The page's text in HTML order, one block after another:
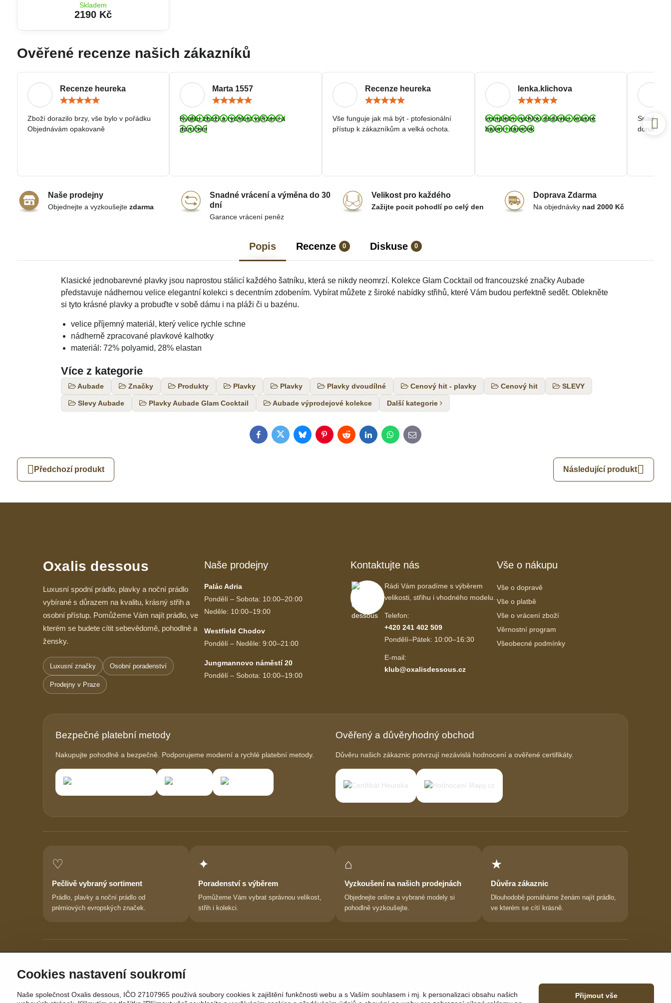
Popis Recenze 0 Diskuse 0
Klasické jednobarevné plavky jsou naprostou stálicí každého šatníku, která se nikdy neomrzí. Kolekce Glam Cocktail od francouzské značky Aubade
představuje nádhernou velice elegantní kolekci s decentním zdobením. Vybírat můžete z široké nabídky střihů, které Vám budou perfektně sedět. Oblekněte
si tyto krásné plavky a probuďte v sobě dámu i na pláži či u bazénu.
velice příjemný materiál, který velice rychle schne
nádherně zpracované plavkové kalhotky
materiál: 72% polyamid, 28% elastan
Více z kategorie
Aubade Značky Produkty Plavky Plavky Plavky dvoudílné Cenový hit - plavky Cenový hit SLEVY
Slevy Aubade Plavky Aubade Glam Cocktail Aubade výprodejové kolekce Další kategorie
FacebookTwitterBlueskyPinterestRedditLinkedInWhatsApp
E-
mail
Předchozí produkt Následující produkt
Skladem
2190 Kč
Ověřené recenze našich zákazníků
Recenze heureka
/
5
Zboží dorazilo brzy, vše bylo v pořádku
Objednávám opakovaně
Marta 1557
/
5
Kvalitu zboží a rychlost vyřízení a
doručeni
Recenze heureka
/
5
Vše funguje jak má být - ptofesionální
přístup k zákazníkům a velká ochota.
lenka.klichova
/
5
kompletní rychlou dodávku, krásné
balení, dáreček
Snadná a
doručení.
Naše prodejny
Objednejte a vyzkoušejte zdarma
Snadné vrácení a výměna do 30
dní
Garance vrácení peněz
Velikost pro každého
Zažijte pocit pohodlí po celý den
Doprava Zdarma
Na objednávky nad 2000 Kč
Oxalis dessous
Luxusní spodní prádlo, plavky a noční prádlo
vybírané s důrazem na kvalitu, krásný střih a
osobní přístup. Pomůžeme Vám najít prádlo, ve
kterém se budete cítit sebevědomě, pohodlně a
žensky.
Luxusní značky Osobní poradenství
Prodejny v Praze
Naše prodejny
Palác Adria
Pondělí – Sobota: 10:00–20:00
Neděle: 10:00–19:00
Westfield Chodov
Pondělí – Neděle: 9:00–21:00
Jungmannovo náměstí 20
Pondělí – Sobota: 10:00–19:00
Kontaktujte nás
Rádi Vám poradíme s výběrem
velikosti, střihu i vhodného modelu.
Telefon:
+420 241 402 509
Pondělí–Pátek: 10:00–16:30
E-mail:
klub@oxalisdessous.cz
Vše o nákupu
Vše o dopravě
Vše o platbě
Vše o vrácení zboží
Věrnostní program
Všeobecné podmínky
Bezpečné platební metody
Nakupujte pohodlně a bezpečně. Podporujeme moderní a rychlé platební metody.
Ověřený a důvěryhodný obchod
Důvěru našich zákaznic potvrzují nezávislá hodnocení a ověřené certifikáty.
♡
Pečlivě vybraný sortiment
Prádlo, plavky a noční prádlo od
prémiových evropských značek.
✦
Poradenství s výběrem
Pomůžeme Vám vybrat správnou velikost,
střih i kolekci.
⌂
Vyzkoušení na našich prodejnách
Objednejte online a vybrané modely si
pohodlně vyzkoušejte.
★
Důvěra zákaznic
Dlouhodobě pomáháme ženám najít prádlo,
ve kterém se cítí krásně.
Cookies nastavení soukromí
Naše společnost Oxalis dessous, IČO 27107965 používá soubory cookies k zajištění funkčnosti webu a s Vaším souhlasem i mj. k personalizaci obsahu našich
Přijmout vše